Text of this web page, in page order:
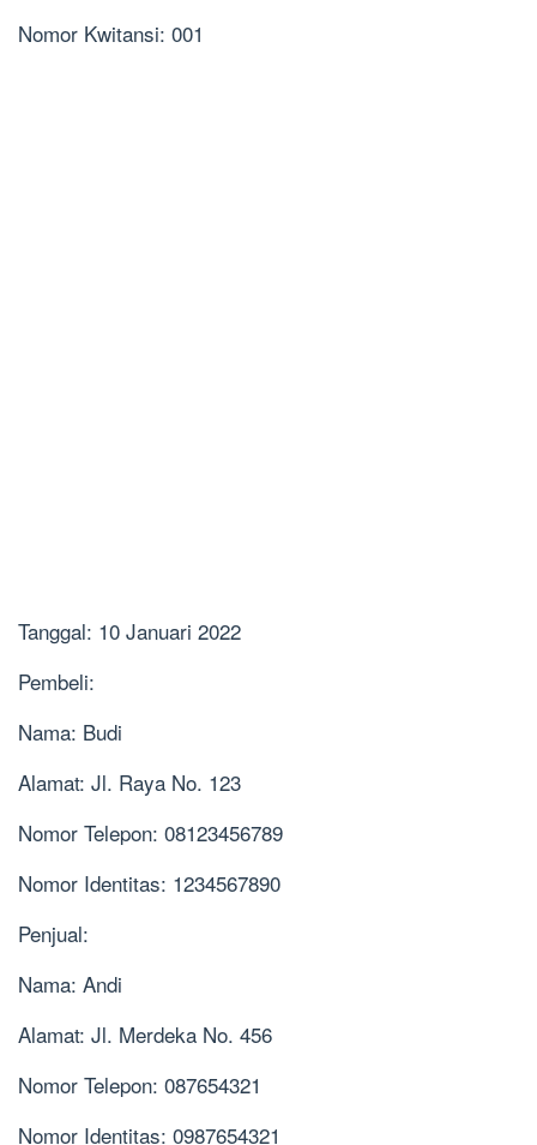
Nomor Kwitansi: 001
Tanggal: 10 Januari 2022
Pembeli:
Nama: Budi
Alamat: Jl. Raya No. 123
Nomor Telepon: 08123456789
Nomor Identitas: 1234567890
Penjual:
Nama: Andi
Alamat: Jl. Merdeka No. 456
Nomor Telepon: 087654321
Nomor Identitas: 0987654321